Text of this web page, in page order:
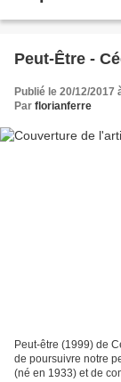
Peut-Être -
Publié le 20/12/2017
Par florianferre
Peut-être (1999) de
de poursuivre notre
(né en 1933) et de